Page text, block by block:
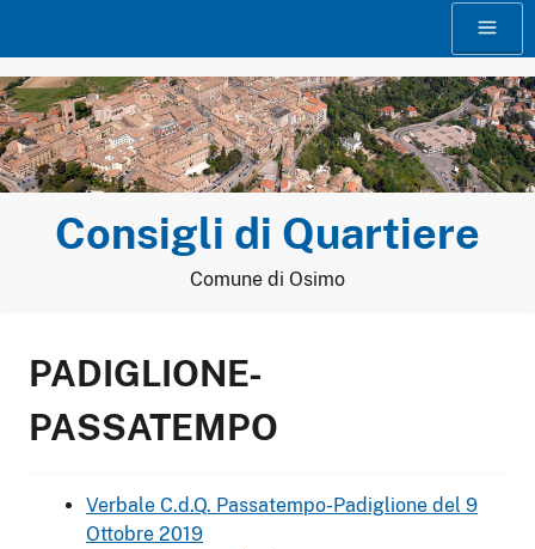
Menu
Consigli di Quartiere
Comune di Osimo
PADIGLIONE-
PASSATEMPO
Verbale C.d.Q. Passatempo-Padiglione del 9
Ottobre 2019